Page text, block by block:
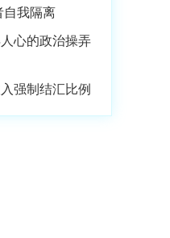
自我隔离
心的政治操弄
强制结汇比例